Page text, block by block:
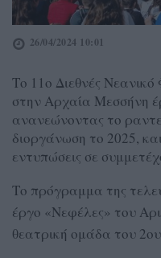
26/04/2024 10:01
Το 11ο Διεθνές
στην Αρχαία Μεσσήνη
ανανεώνοντας το
διοργάνωση το 2025,
εντυπώσεις σε
Το πρόγραμμα της
έργο «Νεφέλες» του
θεατρική ομάδα του